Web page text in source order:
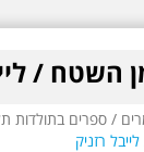
השטח /
/ ספרים בתולדות
רזניק